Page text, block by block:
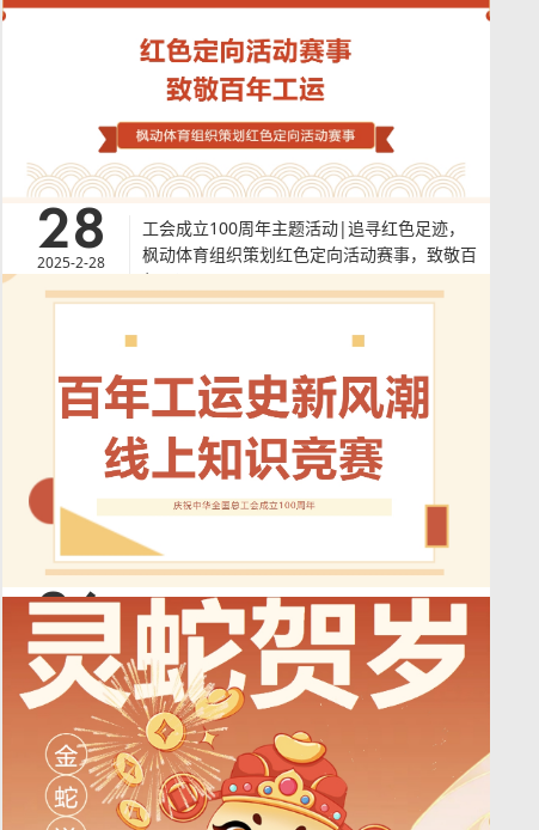
28
2025-2-28
工会成立100周年主题活动|追寻红色足迹，
枫动体育组织策划红色定向活动赛事，致敬百
年工运！
动赛事，致敬百年工运！从经典到新锐，我们将围绕红色电影打造一场别
战，让你们在游戏中不仅感受冒险的乐趣，更深入了解红色主题教育的内
查看详情
26
2025-2-26
工会100周年主题活动方案|枫动体育组织策
划重温百年工运史打卡新风潮线上知识竞赛，
邀你来战！欢迎预约咨询~
工会100周年主题活动方案|枫动体育组织策划重温百年工运史打卡新风潮
线上知识竞赛，邀你来战！欢迎预约咨询~为弘扬红色文化，铭记百年党
史中的工运历史，特推出“百年工运知识答题库”小程序，以知识问答的形
式引导广大职工更全面了解、正确认识党的光荣历史、伟大成就、革命传
统和优良作风，了解国家艰辛的发展历程。